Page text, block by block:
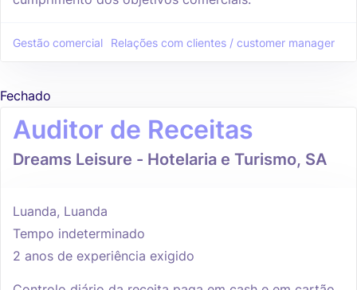
Gestão comercial Relações com clientes / customer manager
Fechado
Auditor de Receitas
Dreams Leisure - Hotelaria e Turismo, SA
Luanda, Luanda
Tempo indeterminado
2 anos de experiência exigido